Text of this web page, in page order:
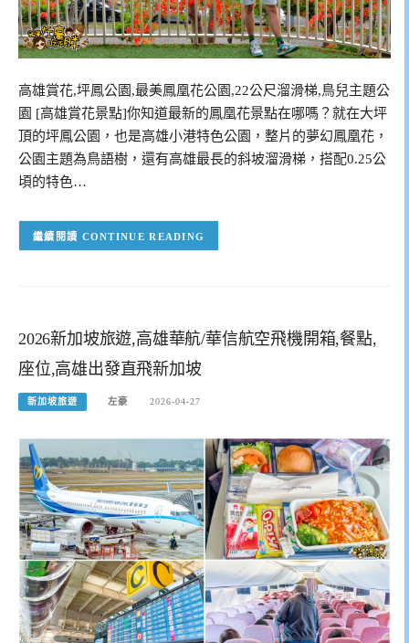
高雄賞花,坪鳳公園,最美鳳凰花公園,22公尺溜滑梯,鳥兒主題公
園 [高雄賞花景點]你知道最新的鳳凰花景點在哪嗎？就在大坪
頂的坪鳳公園，也是高雄小港特色公園，整片的夢幻鳳凰花，
公園主題為鳥語樹，還有高雄最長的斜坡溜滑梯，搭配0.25公
頃的特色…
CONTINUE READING
2026新加坡旅遊,高雄華航/華信航空飛機開箱,餐點,
座位,高雄出發直飛新加坡
新加坡旅遊 左豪 2026-04-27